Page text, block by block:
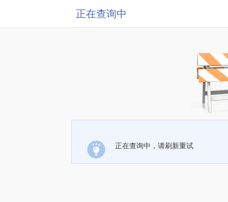
正在查询中
正在查询中，请刷新重试